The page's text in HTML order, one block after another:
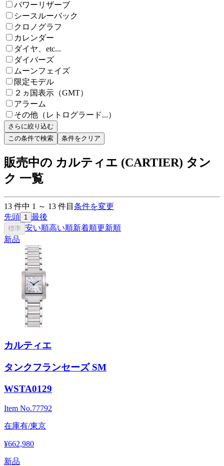
パワーリザーブ
シースルーバック
クロノグラフ
カレンダー
ダイヤ、etc...
ダイバーズ
ムーンフェイズ
限定モデル
２ヵ国表示（GMT）
アラーム
その他（レトログラード...）
さらに絞り込む
この条件で検索
条件をクリア
販売中の カルティエ (CARTIER) タン
ク 一覧
13 件中 1 ～ 13 件目 条件を変更
先頭 1 最後
標準 安い順高い順新着順更新順
新品
カルティエ
タンクフランセーズ SM
WSTA0129
Item No.77792
在庫有/東京
¥662,980
新品